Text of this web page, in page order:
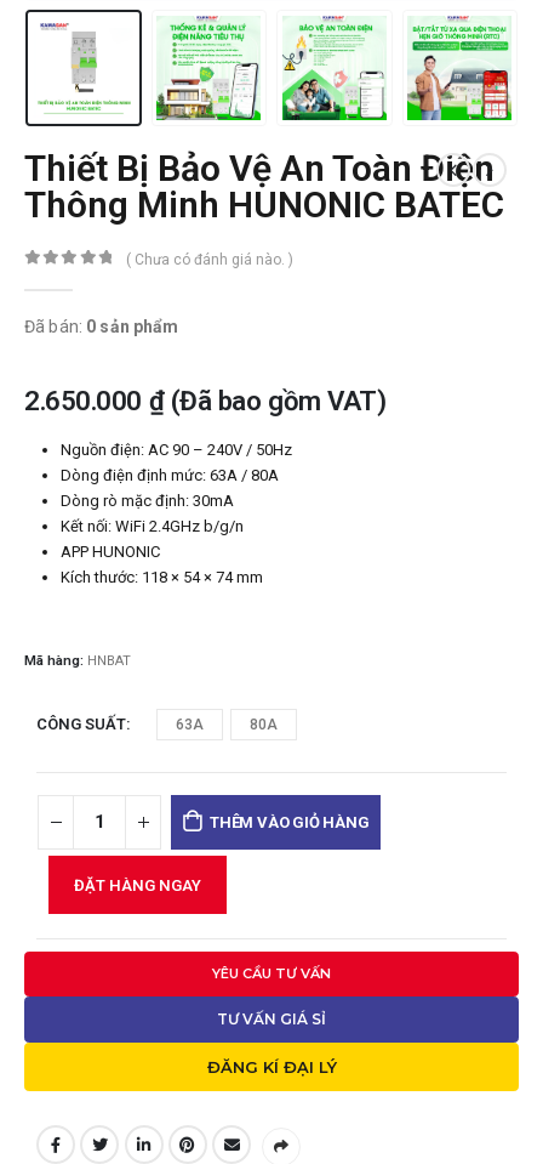
Thiết Bị Bảo Vệ An Toàn Điện
Thông Minh HUNONIC BATEC
( Chưa có đánh giá nào. )
Đã bán: 0 sản phẩm
2.650.000 ₫(Đã bao gồm VAT)
Nguồn điện: AC 90 – 240V / 50Hz
Dòng điện định mức: 63A / 80A
Dòng rò mặc định: 30mA
Kết nối: WiFi 2.4GHz b/g/n
APP HUNONIC
Kích thước: 118 × 54 × 74 mm
Mã hàng: HNBAT
CÔNG SUẤT 63A 80A
THÊM VÀO GIỎ HÀNG
ĐẶT HÀNG NGAY
YÊU CẦU TƯ VẤN
TƯ VẤN GIÁ SỈ
ĐĂNG KÍ ĐẠI LÝ